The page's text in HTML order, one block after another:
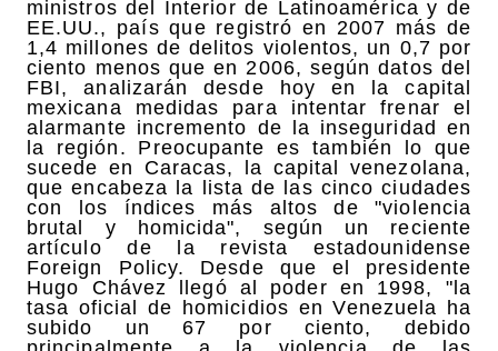
ministros del Interior de Latinoamérica y de
EE.UU., país que registró en 2007 más de
1,4 millones de delitos violentos, un 0,7 por
ciento menos que en 2006, según datos del
FBI, analizarán desde hoy en la capital
mexicana medidas para intentar frenar el
alarmante incremento de la inseguridad en
la región. Preocupante es también lo que
sucede en Caracas, la capital venezolana,
que encabeza la lista de las cinco ciudades
con los índices más altos de "violencia
brutal y homicida", según un reciente
artículo de la revista estadounidense
Foreign Policy. Desde que el presidente
Hugo Chávez llegó al poder en 1998, "la
tasa oficial de homicidios en Venezuela ha
subido un 67 por ciento, debido